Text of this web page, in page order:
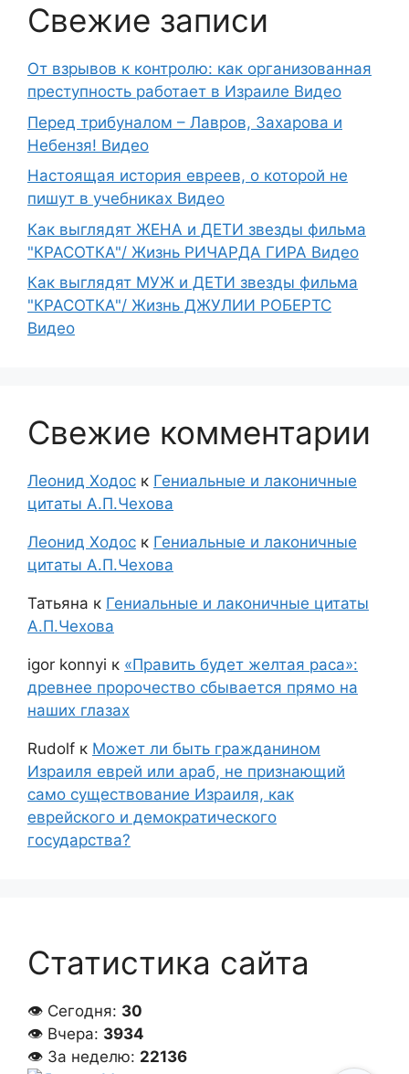
Свежие записи
От взрывов к контролю: как организованная
преступность работает в Израиле Видео
Перед трибуналом – Лавров, Захарова и
Небензя! Видео
Настоящая история евреев, о которой не
пишут в учебниках Видео
Как выглядят ЖЕНА и ДЕТИ звезды фильма
"КРАСОТКА"/ Жизнь РИЧАРДА ГИРА Видео
Как выглядят МУЖ и ДЕТИ звезды фильма
"КРАСОТКА"/ Жизнь ДЖУЛИИ РОБЕРТС
Видео
Свежие комментарии
Леонид Ходос к Гениальные и лаконичные
цитаты А.П.Чехова
Леонид Ходос к Гениальные и лаконичные
цитаты А.П.Чехова
Татьяна к Гениальные и лаконичные цитаты
А.П.Чехова
igor konnyi к «Править будет желтая раса»:
древнее пророчество сбывается прямо на
наших глазах
Rudolf к Может ли быть гражданином
Израиля еврей или араб, не признающий
само существование Израиля, как
еврейского и демократического
государства?
Статистика сайта
👁 Сегодня: 30
👁 Вчера: 3934
👁 За неделю: 22136